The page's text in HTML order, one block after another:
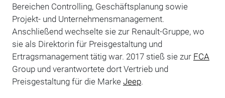
Bereichen Controlling, Geschäftsplanung sowie
Projekt- und Unternehmensmanagement.
Anschließend wechselte sie zur Renault-Gruppe, wo
sie als Direktorin für Preisgestaltung und
Ertragsmanagement tätig war. 2017 stieß sie zur FCA
Group und verantwortete dort Vertrieb und
Preisgestaltung für die Marke Jeep.